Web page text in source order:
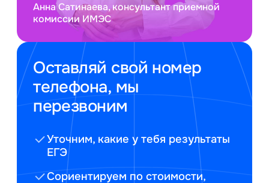
Оставляй свой номер
телефона, мы
перезвоним
Уточним, какие у тебя результаты
ЕГЭ
Сориентируем по стоимости,
Анна Сатинаева, консультант приемной
комиссии ИМЭС